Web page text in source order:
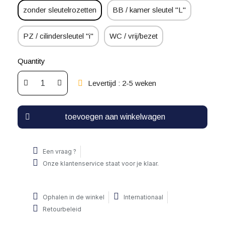
zonder sleutelrozetten BB / kamer sleutel "L"
PZ / cilindersleutel "i" WC / vrij/bezet
Quantity
Levertijd : 2-5 weken
toevoegen aan winkelwagen
Een vraag ?
Onze klantenservice staat voor je klaar.
Ophalen in de winkel
Internationaal
Retourbeleid